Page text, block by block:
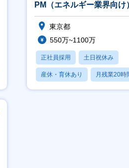
PM（エネルギー業界向け
＞
東京都
550万~1100万
正社員採用 土日祝休み
産休・育休あり 月残業20時
賞与あり